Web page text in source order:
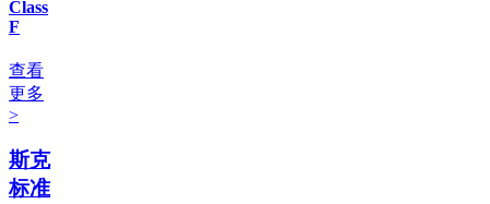
Class
F
查看
更多
>
斯克
标准